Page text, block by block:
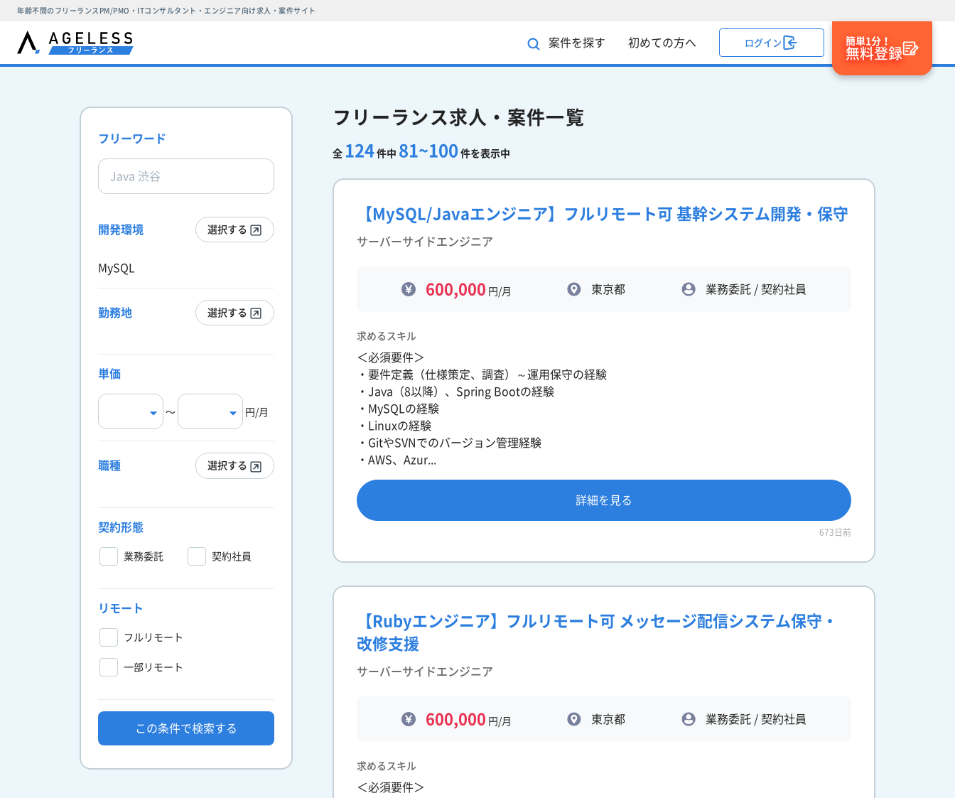
年齢不問のフリーランスPM/PMO・ITコンサルタント・エンジニア向け求人・案件サイト
案件を探す 初めての方へ ログイン 簡単1分！
無料登録
フリーワード
開発環境 選択する
MySQL
勤務地 選択する
単価
〜 円/月
職種 選択する
契約形態
業務委託 契約社員
リモート
フルリモート
一部リモート
フリーランス求人・案件一覧
全 124 件中 81~100 件を表示中
【MySQL/Javaエンジニア】フルリモート可 基幹システム開発・保守
サーバーサイドエンジニア
600,000 円/月 東京都 業務委託 / 契約社員
求めるスキル
＜必須要件＞
・要件定義（仕様策定、調査）～運用保守の経験
・Java（8以降）、Spring Bootの経験
・MySQLの経験
・Linuxの経験
・GitやSVNでのバージョン管理経験
・AWS、Azur...
詳細を見る
673日前
【Rubyエンジニア】フルリモート可 メッセージ配信システム保守・
改修支援
サーバーサイドエンジニア
600,000 円/月 東京都 業務委託 / 契約社員
求めるスキル
＜必須要件＞